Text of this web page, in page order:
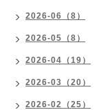
2026-06（8）
2026-05（8）
2026-04（19）
2026-03（20）
2026-02（25）